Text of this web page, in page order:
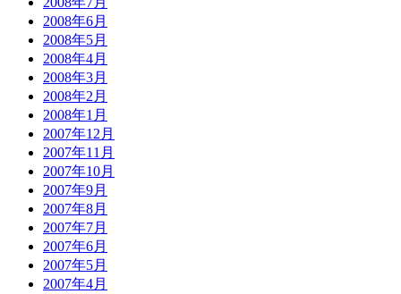
2008年6月
2008年5月
2008年4月
2008年3月
2008年2月
2008年1月
2007年12月
2007年11月
2007年10月
2007年9月
2007年8月
2007年7月
2007年6月
2007年5月
2007年4月